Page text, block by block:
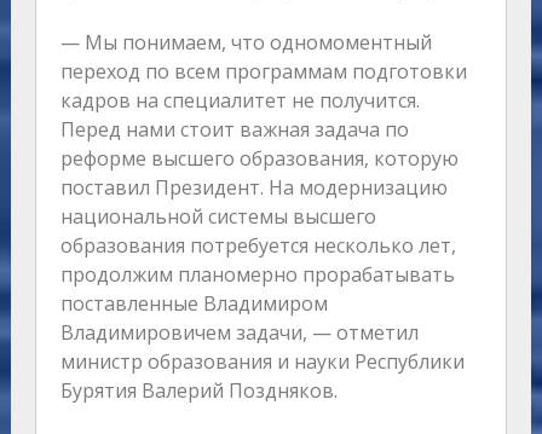
— Мы понимаем, что одномоментный
переход по всем программам подготовки
кадров на специалитет не получится.
Перед нами стоит важная задача по
реформе высшего образования, которую
поставил Президент. На модернизацию
национальной системы высшего
образования потребуется несколько лет,
продолжим планомерно прорабатывать
поставленные Владимиром
Владимировичем задачи, — отметил
министр образования и науки Республики
Бурятия Валерий Поздняков.